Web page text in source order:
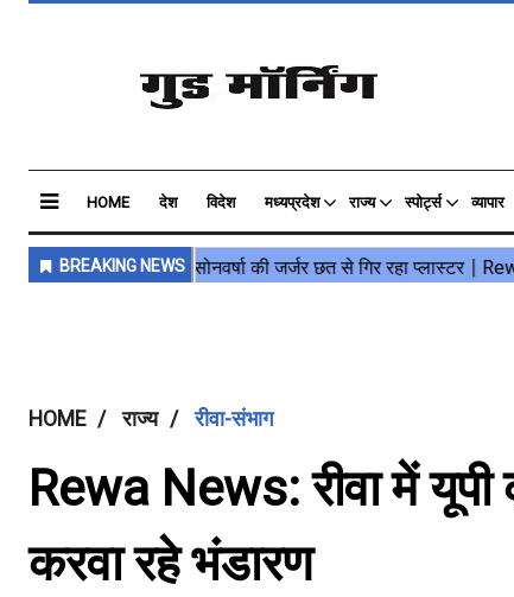
HOME देश विदेश मध्यप्रदेश राज्य स्पोर्ट्स व्यापार
HOME राज्य रीवा-संभाग
Rewa News: रीवा में
करवा रहे भंडारण